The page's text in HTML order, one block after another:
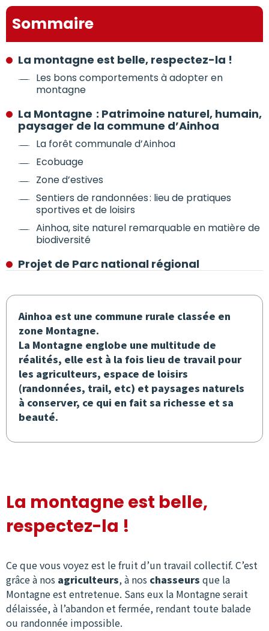
Sommaire
La montagne est belle, respectez-la !
Les bons comportements à adopter en
montagne
La Montagne : Patrimoine naturel, humain,
paysager de la commune d’Ainhoa
La forêt communale d’Ainhoa
Ecobuage
Zone d’estives
Sentiers de randonnées : lieu de pratiques
sportives et de loisirs
Ainhoa, site naturel remarquable en matière de
biodiversité
Projet de Parc national régional
Ainhoa est une commune rurale classée en
zone Montagne.
La Montagne englobe une multitude de
réalités, elle est à la fois lieu de travail pour
les agriculteurs, espace de loisirs
(randonnées, trail, etc) et paysages naturels
à conserver, ce qui en fait sa richesse et sa
beauté.
La montagne est belle,
respectez-la !
Ce que vous voyez est le fruit d’un travail collectif. C’est
grâce à nos agriculteurs, à nos chasseurs que la
Montagne est entretenue. Sans eux la Montagne serait
délaissée, à l’abandon et fermée, rendant toute balade
ou randonnée impossible.